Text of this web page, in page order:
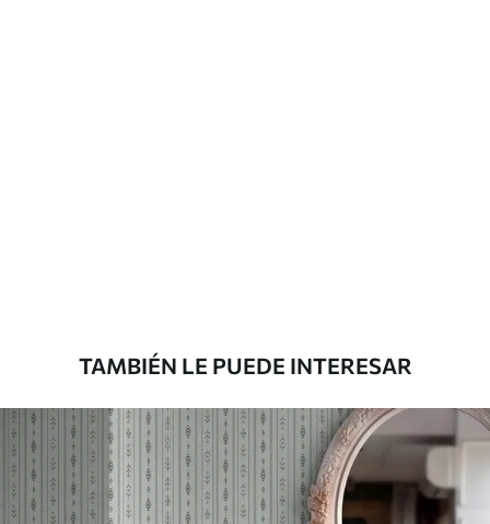
/m²
Premium
43 .33 26 .00 $ /m²
Vinilo Premium
TAMBIÉN LE PUEDE INTERESAR